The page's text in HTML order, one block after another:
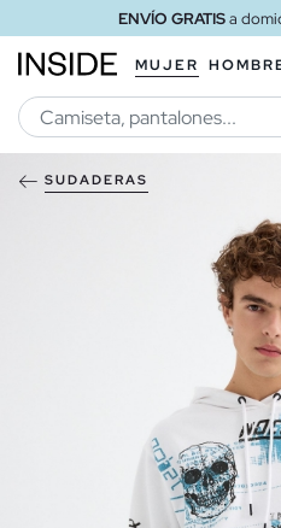
ENVÍO GRATISa
MUJER
SUDADERAS